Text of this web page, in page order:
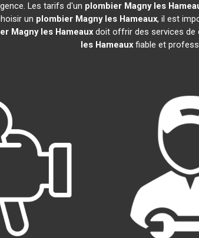
Les tarifs d'un plombier Magny les
un plombier Magny les Hameaux, il est
Magny les Hameauxdoit offrir des services de
les Hameaux fiable et